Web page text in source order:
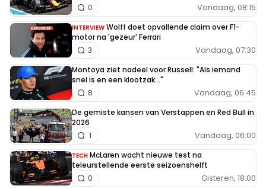
Vandaag, 08:15
0
INTERVIEW Wolff doet opvallende claim over F1-
motor na 'gezeur' Ferrari
Vandaag, 07:30
3
Montoya ziet nadeel voor Russell: "Als iemand
snel is en een klootzak..."
Vandaag, 06:45
8
De gemiste kansen van Verstappen en Red Bull in
2026
Vandaag, 06:00
1
TECH McLaren wacht nieuwe test na
teleurstellende eerste seizoenshelft
Gisteren, 18:00
0